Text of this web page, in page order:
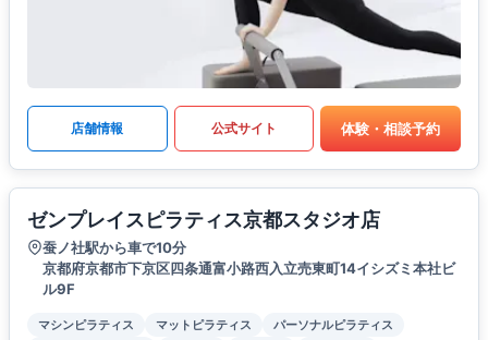
店舗情報 公式サイト 体験・相談予約
ゼンプレイスピラティス京都スタジオ店
蚕ノ社駅から車で10分
京都府京都市下京区四条通富小路西入立売東町14イシズミ本社ビ
ル9F
マシンピラティス マットピラティス
パーソナルピラティス